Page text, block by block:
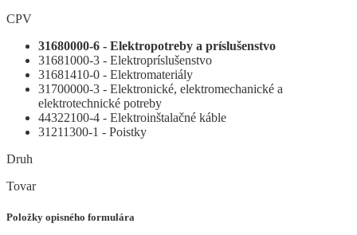
CPV
31680000-6 - Elektropotreby a príslušenstvo
31681000-3 - Elektropríslušenstvo
31681410-0 - Elektromateriály
31700000-3 - Elektronické, elektromechanické a
elektrotechnické potreby
44322100-4 - Elektroinštalačné káble
31211300-1 - Poistky
Druh
Tovar
Položky opisného formulára